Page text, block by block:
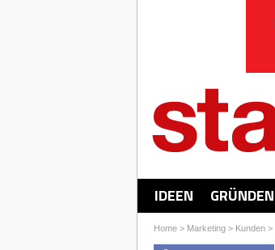
IDEEN GRÜNDEN
Home> Marketing> Kunden>